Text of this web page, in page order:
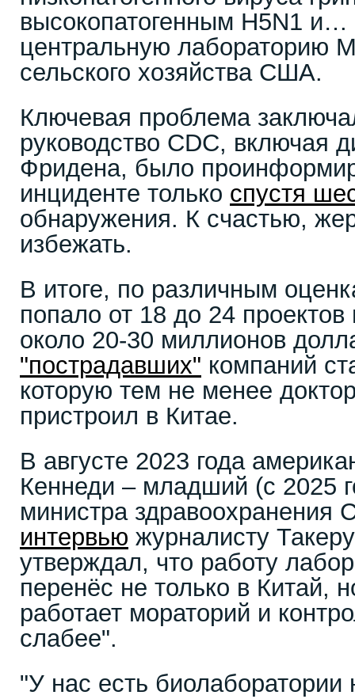
высокопатогенным H5N1 и…
центральную лабораторию
сельского хозяйства США.
Ключевая проблема
руководство CDC, включая
Фридена, было
инциденте только спустя
обнаружения. К счастью,
избежать.
В итоге, по различным
попало от 18 до 24
около 20-30 миллионов
"пострадавших" компаний
которую тем не менее
пристроил в Китае.
В августе 2023 года
Кеннеди – младший (с 2025
министра
интервью журналисту
утверждал, что работу
перенёс не только в Китай,
работает мораторий и
слабее".
"У нас есть биолаборатории